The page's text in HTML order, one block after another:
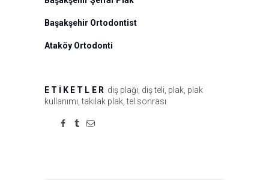
Başakşehir Ortodontist
Ataköy Ortodonti
ETIKETLER diş plağı diş teli plak, plak
kullanımı ,takılak plak ,tel sonrası